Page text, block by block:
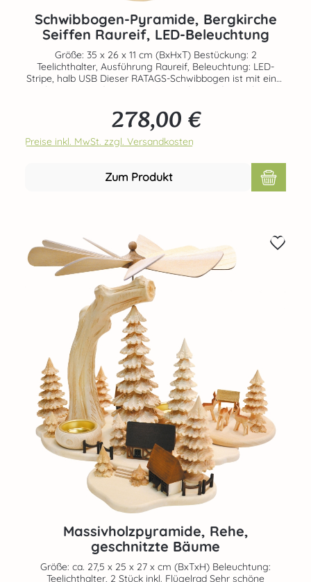
Schwibbogen-Pyramide, Bergkirche
Seiffen Raureif, LED-Beleuchtung
Größe: 35 x 26 x 11 cm (BxHxT) Bestückung: 2
Teelichthalter, Ausführung Raureif, Beleuchtung: LED-
Stripe, halb USB Dieser RATAGS-Schwibbogen ist mit einer
echten Pyramide ausgestattet und zeigt die markante
dem Pyramidenteller drehen sich zwei Massivholzfiguren,
die weihnachtliche Waren feilbieten. Ein munteres
Hündchen gehört mit zur Partie. Angetrieben wird die
Pyramide durch zwei Anstellichter für Teelichte. Die
elektrische Beleuchtung wird über ein USB-Kabel gespeist.
Ein Steckernetzteil gehört zum Lieferumfang. Echte
Handarbeit – Made in Germany – 100 % Original
Regulärer Preis:
278,00 €
Preise inkl. MwSt. zzgl. Versandkosten
Zum Produkt
Massivholzpyramide, Rehe,
geschnitzte Bäume
Größe: ca. 27,5 x 25 x 27 x cm (BxTxH) Beleuchtung:
Teelichthalter, 2 Stück inkl. Flügelrad Sehr schöne